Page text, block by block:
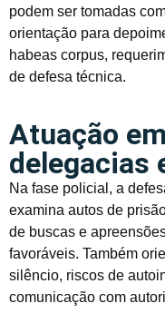
podem ser tomadas
orientação para
habeas corpus,
de defesa técnica.
Atuação
delegacias
Na fase policial, a
examina autos de
de buscas e
favoráveis. Também
silêncio, riscos de
comunicação com